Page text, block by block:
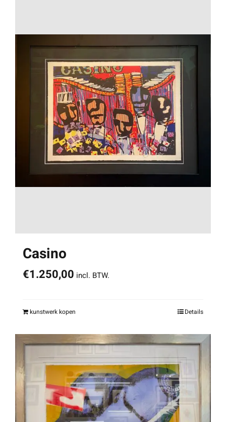
Casino
€1.250,00 incl. BTW.
kunstwerk kopen Details